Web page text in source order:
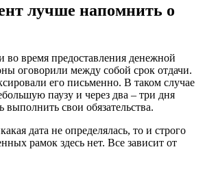
лучше напомнить о
время предоставления денежной
оговорили между собой срок отдачи.
его письменно. В таком случае
паузу и через два – три дня
выполнить свои обязательства.
дата не определялась, то и строго
рамок здесь нет. Все зависит от